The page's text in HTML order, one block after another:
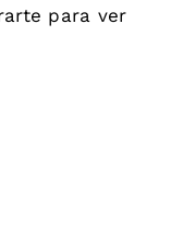
para ver